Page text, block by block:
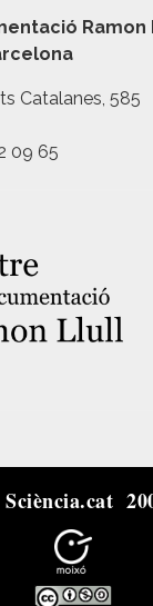
Ramon
Catalanes, 585
09 65